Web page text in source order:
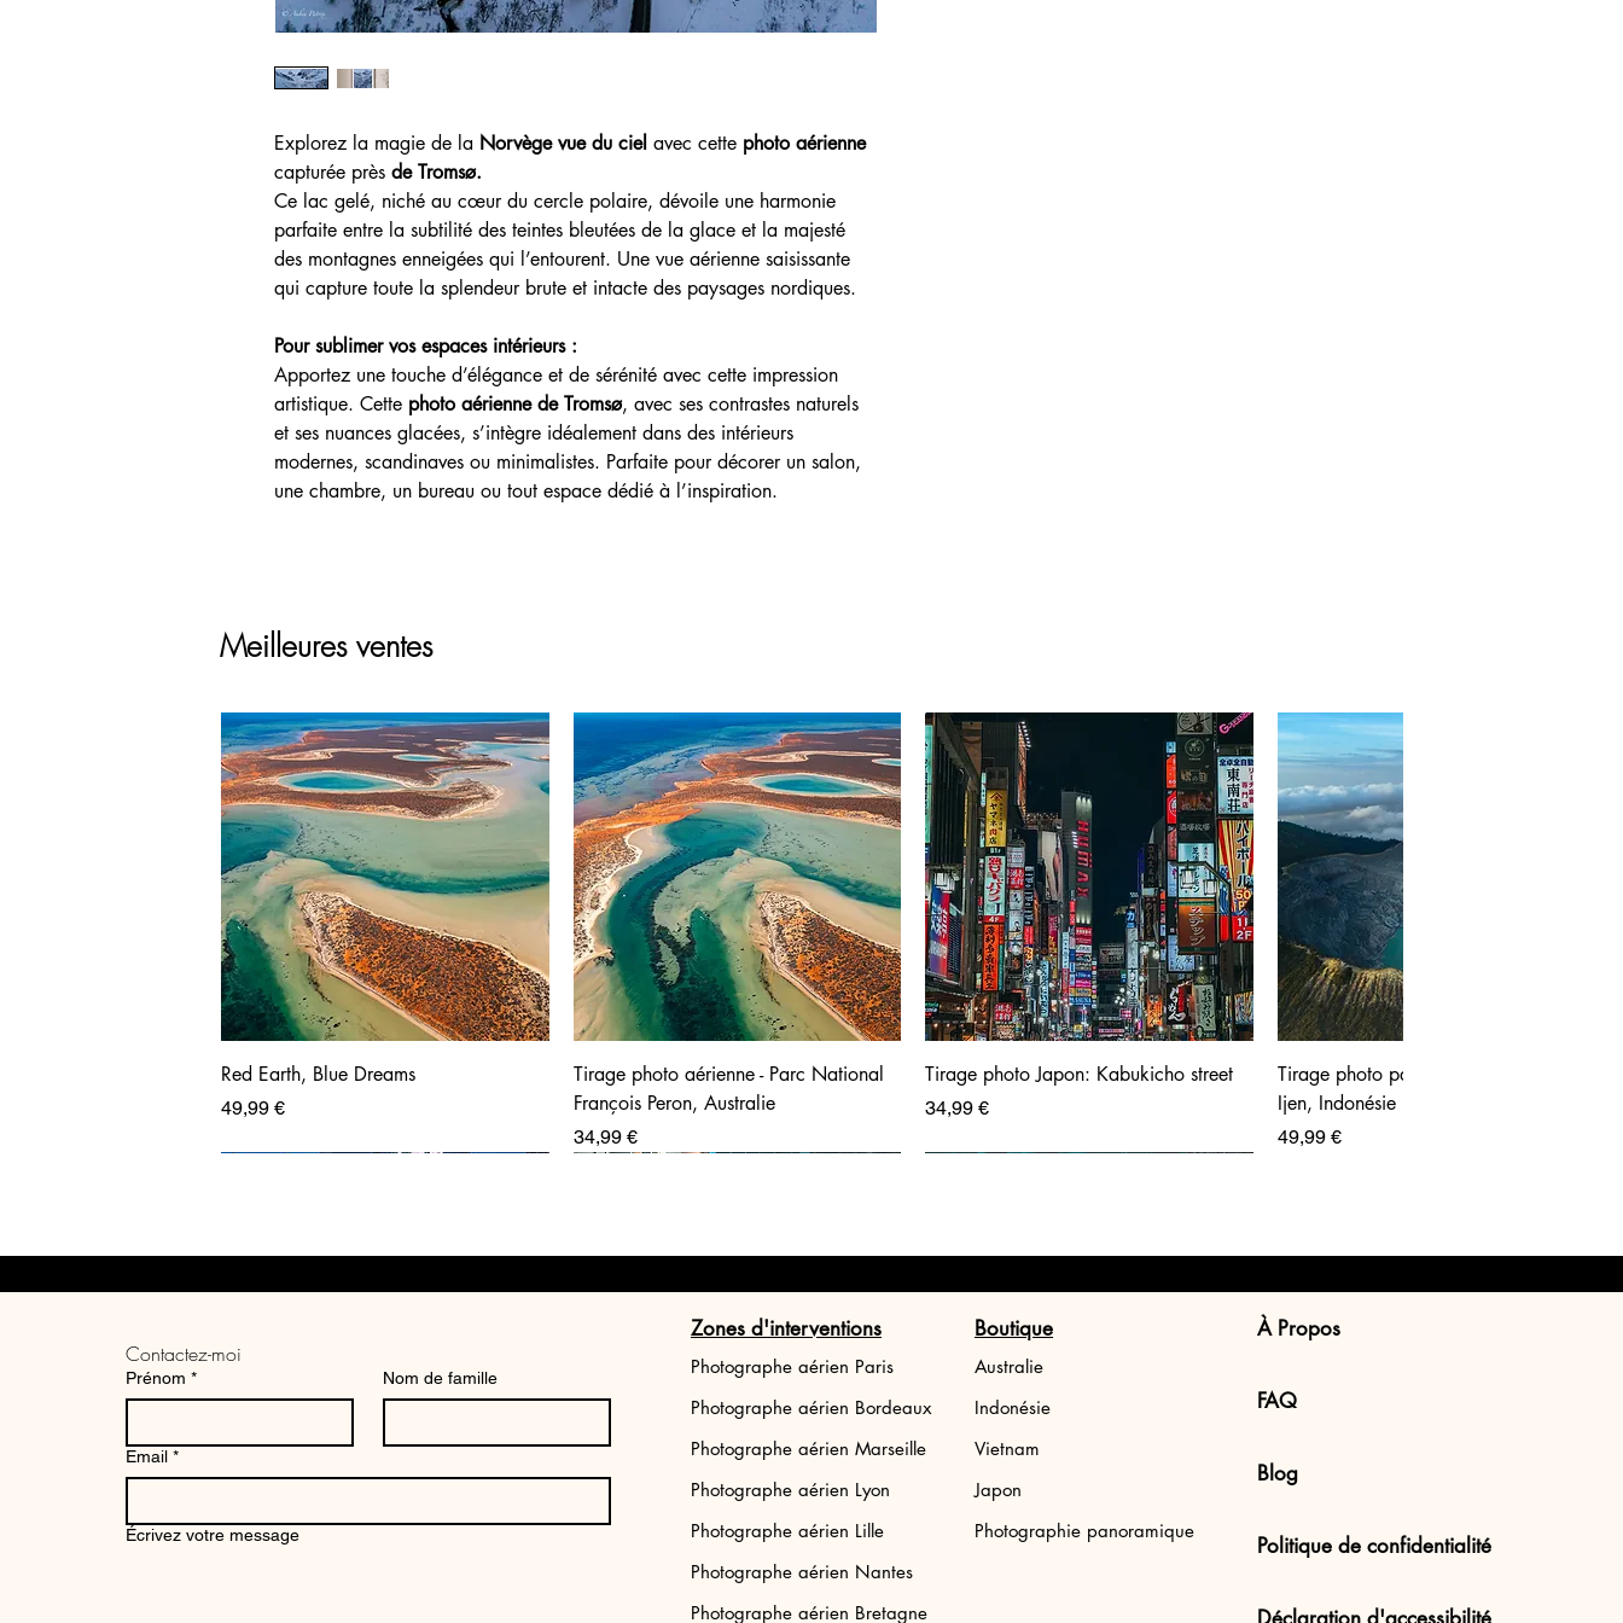
Explorez la magie de la Norvège vue du ciel avec cette photo aérienne
capturée près de Tromsø.
Ce lac gelé, niché au cœur du cercle polaire, dévoile une harmonie
parfaite entre la subtilité des teintes bleutées de la glace et la majesté
des montagnes enneigées qui l’entourent. Une vue aérienne saisissante
qui capture toute la splendeur brute et intacte des paysages nordiques.
Pour sublimer vos espaces intérieurs :
Apportez une touche d’élégance et de sérénité avec cette impression
artistique. Cette photo aérienne de Tromsø, avec ses contrastes naturels
et ses nuances glacées, s’intègre idéalement dans des intérieurs
modernes, scandinaves ou minimalistes. Parfaite pour décorer un salon,
une chambre, un bureau ou tout espace dédié à l’inspiration.
Meilleures ventes
Red Earth, Blue Dreams
Prix
49,99 €
Tirage photo aérienne - Parc National
François Peron, Australie
Prix
34,99 €
Tirage photo Japon: Kabukicho street
Prix
34,99 €
Tirage photo panoramique - Volcan
Ijen, Indonésie
Prix
49,99 €
Shiinamachi, Tokyo
Contactez-moi
Prénom * Nom de famille
Email *
Écrivez votre message
Boutique
Australie
Indonésie
Vietnam
Japon
Photographie panoramique
À Propos
FAQ
Blog
Politique de confidentialité
Déclaration d'accessibilité
Zones d'interventions
Photographe aérien Paris
Photographe aérien Bordeaux
Photographe aérien Marseille
Photographe aérien Lyon
Photographe aérien Lille
Photographe aérien Nantes
Photographe aérien Bretagne